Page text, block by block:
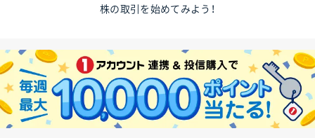
株の取引を始めてみよう！